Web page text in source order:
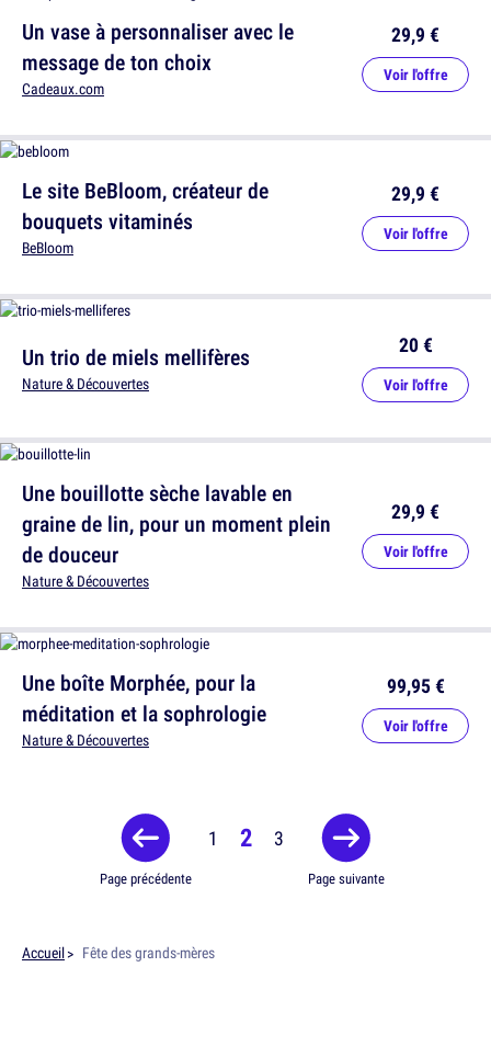
Le site BeBloom, créateur de
bouquets vitaminés
BeBloom
29,9 €
Voir l'offre
Une bouillotte sèche lavable en
graine de lin, pour un moment plein
de douceur
Nature & Découvertes
29,9 €
Voir l'offre
Un vase à personnaliser avec le
message de ton choix
Cadeaux.com
29,9 €
Voir l'offre
Un trio de miels mellifères
Nature & Découvertes
20 €
Voir l'offre
Une boîte Morphée, pour la
méditation et la sophrologie
Nature & Découvertes
99,95 €
Voir l'offre
Page précédente
1 2 3
Page suivante
Accueil Fête des grands-mères